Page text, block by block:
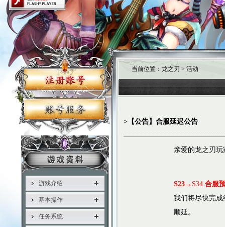
游戏介绍
基本操作
任务系统
当前位置：龙之刃 > 活动
>【公告】合服延迟公告
亲爱的龙之刃玩
S23→S34 合服
我们将尽快完
顺延。